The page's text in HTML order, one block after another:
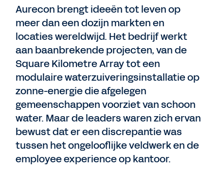
Aurecon brengt ideeën tot leven op
meer dan een dozijn markten en
locaties wereldwijd. Het bedrijf werkt
aan baanbrekende projecten, van de
Square Kilometre Array tot een
modulaire waterzuiveringsinstallatie op
zonne-energie die afgelegen
gemeenschappen voorziet van schoon
water. Maar de leaders waren zich ervan
bewust dat er een discrepantie was
tussen het ongelooflijke veldwerk en de
employee experience op kantoor.